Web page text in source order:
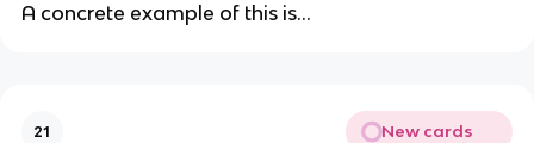
A concrete example of this is…
21 New cards